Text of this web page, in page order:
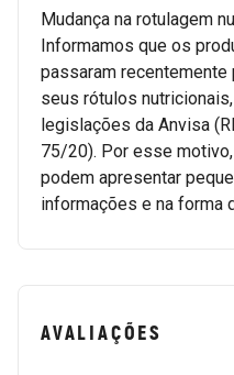
Mudança na rotulagem
Informamos que os
passaram recentemente
seus rótulos
legislações da Anvisa
75/20). Por esse
podem apresentar
informações e na forma
AVALIAÇÕES